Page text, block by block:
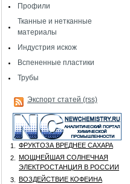
Профили
Тканные и нетканные
материалы
Индустрия искож
Вспененные пластики
Трубы
Экспорт статей (rss)
1.
ФРУКТОЗА ВРЕДНЕЕ САХАРА
2.
МОЩНЕЙШАЯ СОЛНЕЧНАЯ
ЭЛЕКТРОСТАНЦИЯ В РОССИИ
3.
ВОЗДЕЙСТВИЕ КОФЕИНА